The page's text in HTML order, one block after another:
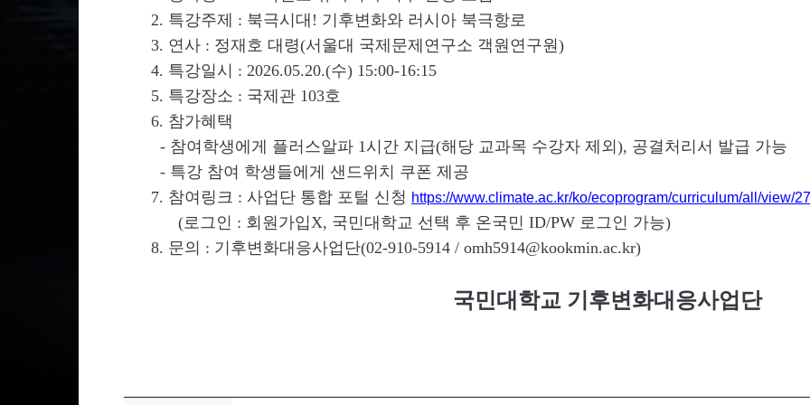
2. 특강주제 : 북극시대! 기후변화와 러시아 북극항로
3. 연사 : 정재호 대령(서울대 국제문제연구소 객원연구원)
4. 특강일시 : 2026.05.20.(수) 15:00-16:15
5. 특강장소 : 국제관 103호
6. 참가혜택
- 참여학생에게 플러스알파 1시간 지급(해당 교과목 수강자 제외), 공결처리서 발급 가능
- 특강 참여 학생들에게 샌드위치 쿠폰 제공
7. 참여링크 : 사업단 통합 포털 신청 https://www.climate.ac.kr/ko/ecoprogram/curriculum/all/view/
(로그인 : 회원가입X, 국민대학교 선택 후 온국민 ID/PW 로그인 가능)
8. 문의 : 기후변화대응사업단(02-910-5914 / omh5914@kookmin.ac.kr)
국민대학교 기후변화대응사업단